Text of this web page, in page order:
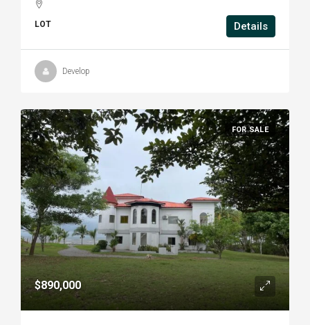
LOT Details
Develop
FOR SALE
$890,000